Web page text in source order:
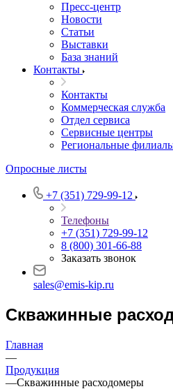
Пресс-центр
Новости
Статьи
Выставки
База знаний
Контакты
Контакты
Коммерческая служба
Отдел сервиса
Сервисные центры
Региональные
Опросные листы
+7 (351) 729-99-12
Телефоны
+7 (351) 729-99-12
8 (800) 301-66-88
Заказать звонок
sales@emis-kip.ru
Скважинные
Главная
—
Продукция
—Скважинные расходомеры